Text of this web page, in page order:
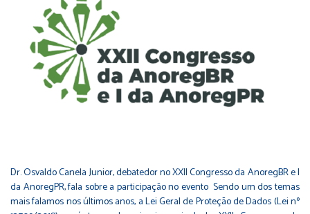
Dr. Osvaldo Canela Junior, debatedor no XXII Congresso da AnoregBR e I
da AnoregPR, fala sobre a participação no evento Sendo um dos temas
mais falamos nos últimos anos, a Lei Geral de Proteção de Dados (Lei nº